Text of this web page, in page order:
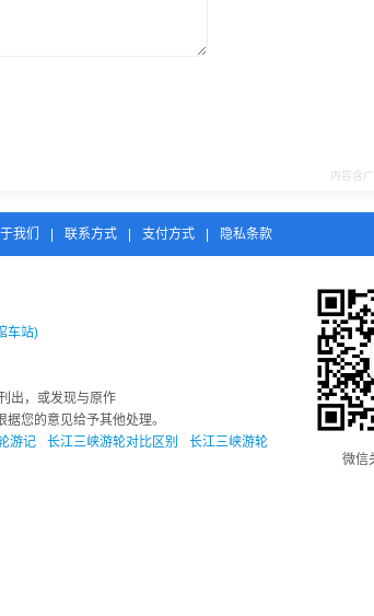
我们 | 联系方式 | 支付方式 | 隐私条款
车站)
出，或发现与原作
您的意见给予其他处理。
游记 长江三峡游轮对比区别
长江三峡游轮
微信